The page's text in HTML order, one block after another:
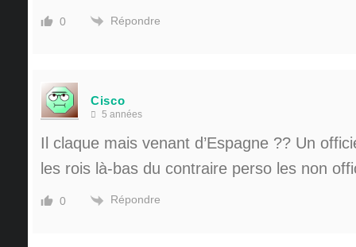
0 Répondre
Cisco
5 années
Il claque mais venant d’Espagne ?? Un
les rois là-bas du contraire perso les non
0 Répondre